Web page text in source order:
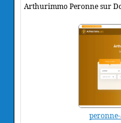
Arthurimmo Peronne sur